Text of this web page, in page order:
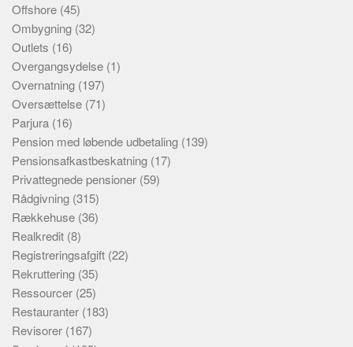
Offshore (45)
Ombygning (32)
Outlets (16)
Overgangsydelse (1)
Overnatning (197)
Oversættelse (71)
Parjura (16)
Pension med løbende udbetaling (139)
Pensionsafkastbeskatning (17)
Privattegnede pensioner (59)
Rådgivning (315)
Rækkehuse (36)
Realkredit (8)
Registreringsafgift (22)
Rekruttering (35)
Ressourcer (25)
Restauranter (183)
Revisorer (167)